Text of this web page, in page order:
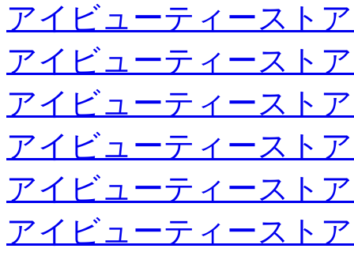
アイビューティースト
アイビューティースト
アイビューティースト
アイビューティースト
アイビューティースト
アイビューティースト